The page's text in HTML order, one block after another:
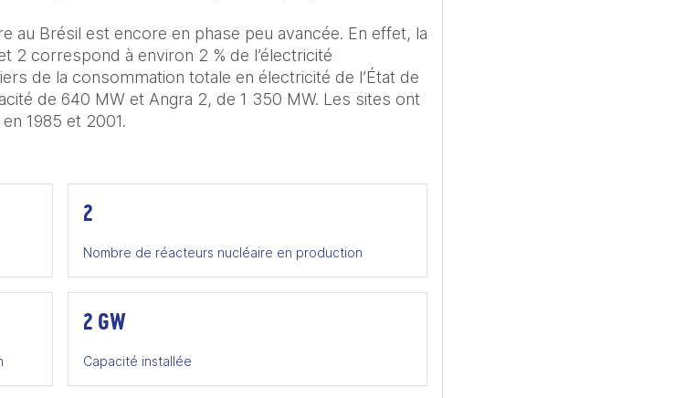
au Brésil est encore en phase peu avancée. En effet, la
2 correspond à environ 2 % de l’électricité
de la consommation totale en électricité de l’État de
de 640 MW et Angra 2, de 1 350 MW. Les sites ont
1985 et 2001.
2
Nombre de réacteurs nucléaire en production
2 GW
Capacité installée